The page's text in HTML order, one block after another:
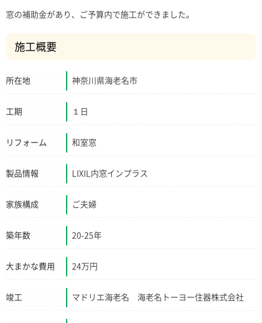
窓の補助金があり、ご予算内で施工ができました。
施工概要
所在地 神奈川県海老名市
工期 １日
リフォーム 和室窓
製品情報 LIXIL内窓インプラス
家族構成 ご夫婦
築年数 20-25年
大まかな費用 24万円
竣工 マドリエ海老名 海老名トーヨー住器株式会社